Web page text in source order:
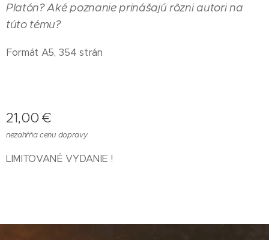
Platón? Aké poznanie prinášajú rôzni autori na
túto tému?
Formát A5, 354 strán
21,00 €
nezahŕňa cenu dopravy
LIMITOVANÉ VYDANIE !